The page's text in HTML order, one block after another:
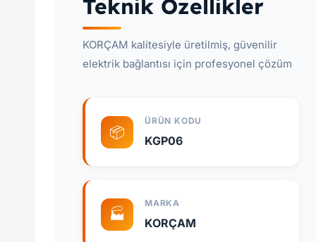
Teknik Özellikler
KORÇAM kalitesiyle üretilmiş, güvenilir
elektrik bağlantısı için profesyonel çözüm
📦
ÜRÜN KODU
KGP06
🏭
MARKA
KORÇAM